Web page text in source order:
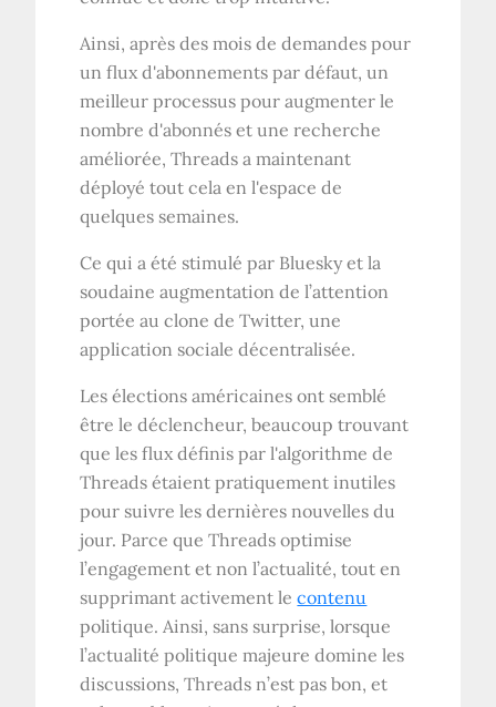
Ainsi, après des mois de demandes pour
un flux d'abonnements par défaut, un
meilleur processus pour augmenter le
nombre d'abonnés et une recherche
améliorée, Threads a maintenant
déployé tout cela en l'espace de
quelques semaines.
Ce qui a été stimulé par Bluesky et la
soudaine augmentation de l’attention
portée au clone de Twitter, une
application sociale décentralisée.
Les élections américaines ont semblé
être le déclencheur, beaucoup trouvant
que les flux définis par l'algorithme de
Threads étaient pratiquement inutiles
pour suivre les dernières nouvelles du
jour. Parce que Threads optimise
l’engagement et non l’actualité, tout en
supprimant activement lecontenu
politique. Ainsi, sans surprise, lorsque
l’actualité politique majeure domine les
discussions, Threads n’est pas bon, et